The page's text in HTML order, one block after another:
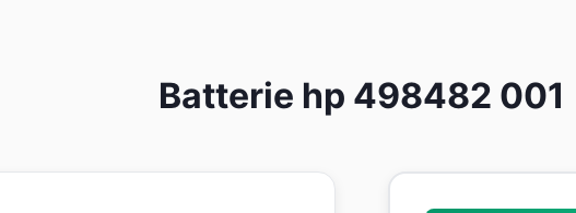
Batterie hp 498482 001